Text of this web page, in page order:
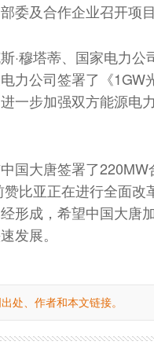
委及合作企业召开项
·穆塔蒂、国家电力公
力公司签署了《1GW
一步加强双方能源电
国大唐签署了
比亚正在进行全面
形成，希望中国大唐
发展。
处、作者和本文链接。